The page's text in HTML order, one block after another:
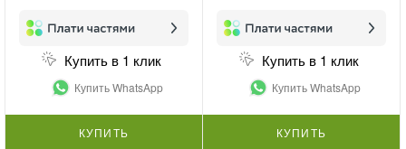
Купить в 1 клик
Купить WhatsApp
КУПИТЬ
Купить в 1 клик
Купить WhatsApp
КУПИТЬ